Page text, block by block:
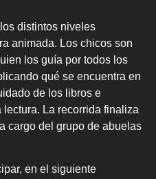
distintos niveles
animada. Los chicos son
los guía por todos los
qué se encuentra en
de los libros e
La recorrida finaliza
cargo del grupo de abuelas
en el siguiente